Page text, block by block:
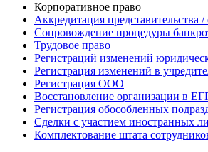
Корпоративное право
Аккредитация представительства
Сопровождение процедуры
Трудовое право
Регистраций изменений
Регистрация изменений в
Регистрация ООО
Восстановление организации в
Регистрация обособленных
Сделки с участием иностранных
Комплектование штата